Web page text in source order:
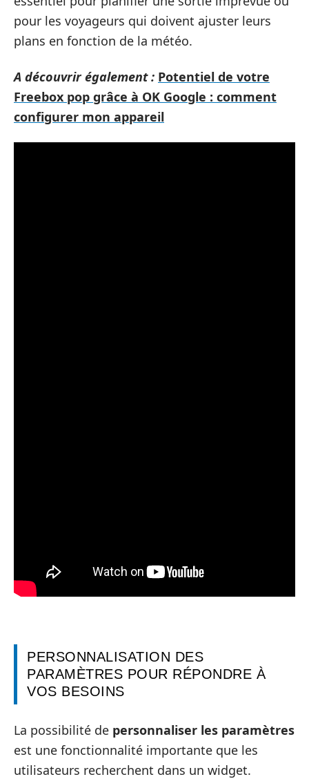
pour les voyageurs qui doivent ajuster leurs
plans en fonction de la météo.
A découvrir également : Potentiel de votre
Freebox pop grâce à OK Google : comment
configurer mon appareil
PERSONNALISATION DES
PARAMÈTRES POUR RÉPONDRE À
VOS BESOINS
La possibilité de personnaliser les paramètres
est une fonctionnalité importante que les
utilisateurs recherchent dans un widget.